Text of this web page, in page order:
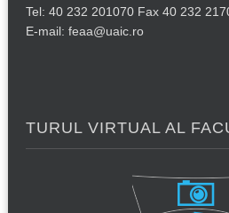
Tel: 40 232 201070 Fax 40 232
E-mail: feaa@uaic.ro
TURUL VIRTUAL AL